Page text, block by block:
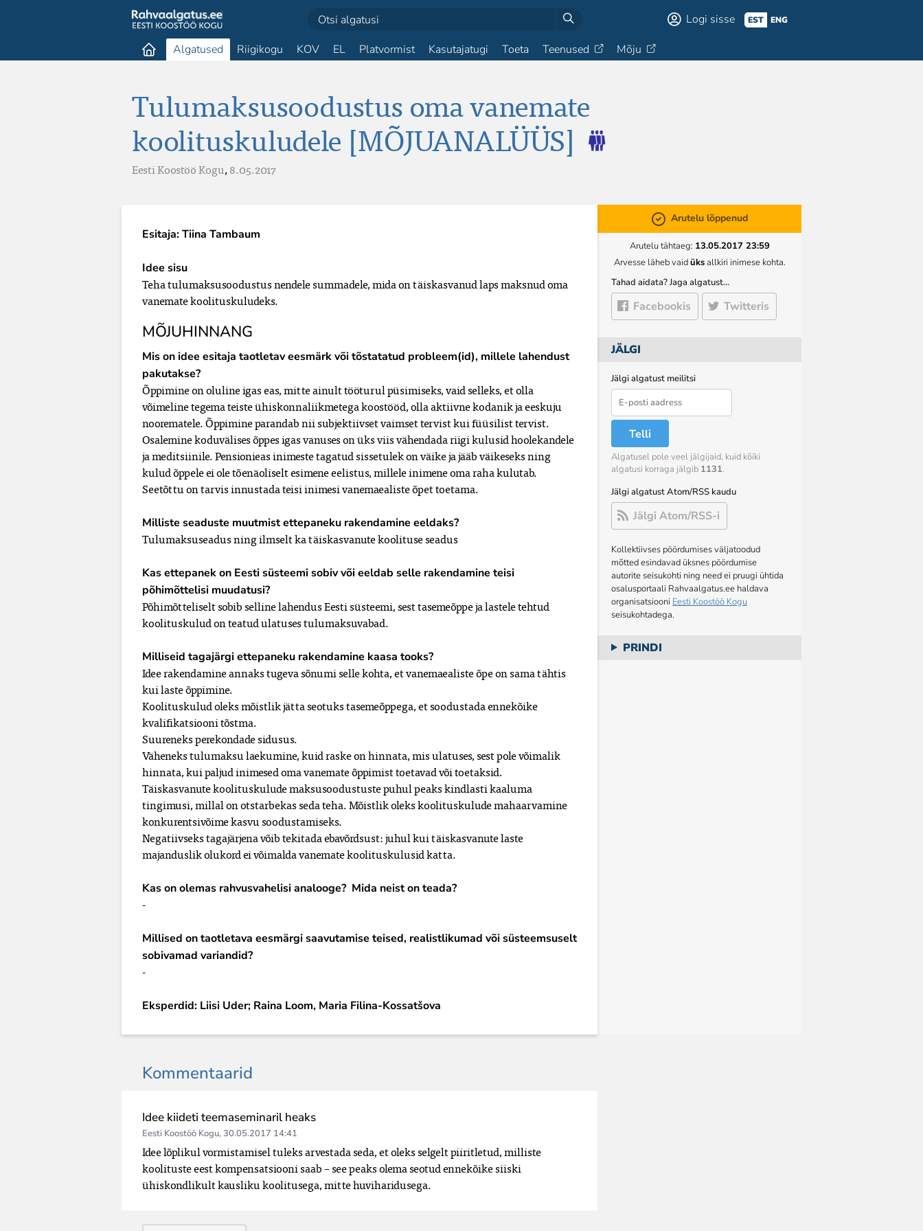
Logi sisse EST ENG
Algatused Riigikogu KOV EL Platvormist Kasutajatugi Toeta Teenused Mõju
Tulumaksusoodustus oma vanemate
koolituskuludele [MÕJUANALÜÜS]
Eesti Koostöö Kogu,8.05.2017
Esitaja: Tiina Tambaum
Idee sisu
Teha tulumaksusoodustus nendele summadele, mida on täiskasvanud laps maksnud oma
vanemate koolituskuludeks.
MÕJUHINNANG
Mis on idee esitaja taotletav eesmärk või tõstatatud probleem(id), millele lahendust
pakutakse?
Õppimine on oluline igas eas, mitte ainult tööturul püsimiseks, vaid selleks, et olla
võimeline tegema teiste ühiskonnaliikmetega koostööd, olla aktiivne kodanik ja eeskuju
noorematele. Õppimine parandab nii subjektiivset vaimset tervist kui füüsilist tervist.
Osalemine koduvälises õppes igas vanuses on üks viis vähendada riigi kulusid hoolekandele
ja meditsiinile. Pensionieas inimeste tagatud sissetulek on väike ja jääb väikeseks ning
kulud õppele ei ole tõenäoliselt esimene eelistus, millele inimene oma raha kulutab.
Seetõttu on tarvis innustada teisi inimesi vanemaealiste õpet toetama.
Milliste seaduste muutmist ettepaneku rakendamine eeldaks?
Tulumaksuseadus ning ilmselt ka täiskasvanute koolituse seadus
Kas ettepanek on Eesti süsteemi sobiv või eeldab selle rakendamine teisi
põhimõttelisi muudatusi?
Põhimõtteliselt sobib selline lahendus Eesti süsteemi, sest tasemeõppe ja lastele tehtud
koolituskulud on teatud ulatuses tulumaksuvabad.
Milliseid tagajärgi ettepaneku rakendamine kaasa tooks?
Idee rakendamine annaks tugeva sõnumi selle kohta, et vanemaealiste õpe on sama tähtis
kui laste õppimine.
Koolituskulud oleks mõistlik jätta seotuks tasemeõppega, et soodustada ennekõike
kvalifikatsiooni tõstma.
Suureneks perekondade sidusus.
Väheneks tulumaksu laekumine, kuid raske on hinnata, mis ulatuses, sest pole võimalik
hinnata, kui paljud inimesed oma vanemate õppimist toetavad või toetaksid.
Täiskasvanute koolituskulude maksusoodustuste puhul peaks kindlasti kaaluma
tingimusi, millal on otstarbekas seda teha. Mõistlik oleks koolituskulude mahaarvamine
konkurentsivõime kasvu soodustamiseks.
Negatiivseks tagajärjena võib tekitada ebavõrdsust: juhul kui täiskasvanute laste
majanduslik olukord ei võimalda vanemate koolituskulusid katta.
Kas on olemas rahvusvahelisi analooge? Mida neist on teada?
-
Millised on taotletava eesmärgi saavutamise teised, realistlikumad või süsteemsuselt
sobivamad variandid?
-
Eksperdid: Liisi Uder; Raina Loom, Maria Filina-Kossatšova
Arutelu lõppenud
Arutelu tähtaeg: 13.05.2017 23:59
Arvesse läheb vaidüksallkiri inimese kohta.
Tahad aidata? Jaga algatust…
Facebookis Twitteris
JÄLGI
Jälgi algatust meilitsi
Telli
Algatusel pole veel jälgijaid, kuid kõiki
algatusi korraga jälgib 1131.
Jälgi algatust Atom/RSS kaudu
Jälgi Atom/RSS-i
Kollektiivses pöördumises väljatoodud
mõtted esindavad üksnes pöördumise
autorite seisukohti ning need ei pruugi ühtida
osalusportaali Rahvaalgatus.ee haldava
organisatsiooni Eesti Koostöö Kogu
seisukohtadega.
PRINDI
Kommentaarid
Idee kiideti teemaseminaril heaks
Eesti Koostöö Kogu, 30.05.2017 14:41
Idee lõplikul vormistamisel tuleks arvestada seda, et oleks selgelt piiritletud, milliste
koolituste eest kompensatsiooni saab – see peaks olema seotud ennekõike siiski
ühiskondlikult kausliku koolitusega, mitte huviharidusega.